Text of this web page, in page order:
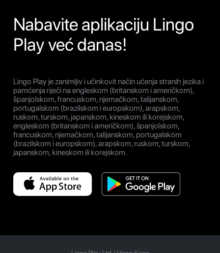
Nabavite aplikaciju Lingo
Play već danas!
Lingo Play je zanimljiv i učinkovit način učenja stranih jezika i
pamćenja riječi na engleskom (britanskom i američkom),
španjolskom, francuskom, njemačkom, talijanskom,
portugalskom (brazilskom i europskom), arapskom,
ruskom, turskom, japanskom, kineskom ili korejskom,
engleskom (britanskom i američkom), španjolskom,
francuskom, njemačkom, talijanskom, portugalskom
(brazilskom i europskom), arapskom, ruskom, turskom,
japanskom, kineskom ili korejskom.